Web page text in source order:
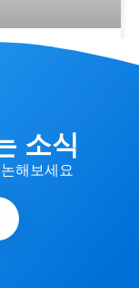
소식
해보세요